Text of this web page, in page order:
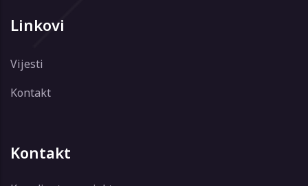
Linkovi
Vijesti
Kontakt
Kontakt